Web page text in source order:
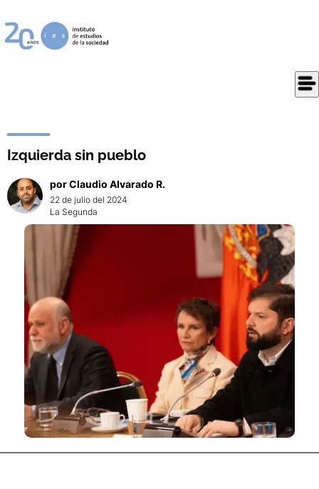
Izquierda sin pueblo
porClaudio Alvarado R.
22 de julio del 2024
La Segunda